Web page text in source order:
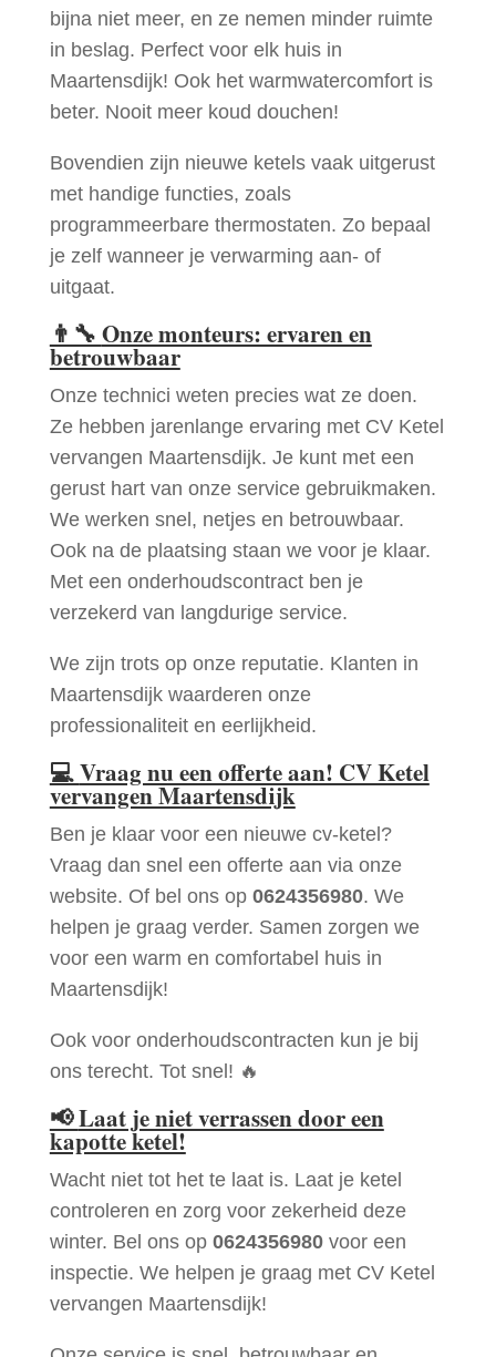
bijna niet meer, en ze nemen minder ruimte
in beslag. Perfect voor elk huis in
Maartensdijk! Ook het warmwatercomfort is
beter. Nooit meer koud douchen!
Bovendien zijn nieuwe ketels vaak uitgerust
met handige functies, zoals
programmeerbare thermostaten. Zo bepaal
je zelf wanneer je verwarming aan- of
uitgaat.
👨‍🔧 Onze monteurs: ervaren en
betrouwbaar
Onze technici weten precies wat ze doen.
Ze hebben jarenlange ervaring met CV Ketel
vervangen Maartensdijk. Je kunt met een
gerust hart van onze service gebruikmaken.
We werken snel, netjes en betrouwbaar.
Ook na de plaatsing staan we voor je klaar.
Met een onderhoudscontract ben je
verzekerd van langdurige service.
We zijn trots op onze reputatie. Klanten in
Maartensdijk waarderen onze
professionaliteit en eerlijkheid.
💻Vraag nu een offerte aan! CV Ketel
vervangen Maartensdijk
Ben je klaar voor een nieuwe cv-ketel?
Vraag dan snel een offerte aan via onze
website. Of bel ons op 0624356980. We
helpen je graag verder. Samen zorgen we
voor een warm en comfortabel huis in
Maartensdijk!
Ook voor onderhoudscontracten kun je bij
ons terecht. Tot snel! 🔥
📢Laat je niet verrassen door een
kapotte ketel!
Wacht niet tot het te laat is. Laat je ketel
controleren en zorg voor zekerheid deze
winter. Bel ons op 0624356980voor een
inspectie. We helpen je graag met CV Ketel
vervangen Maartensdijk!